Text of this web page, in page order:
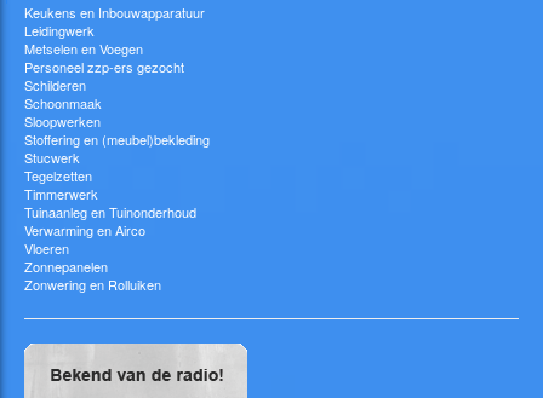
Keukens en Inbouwapparatuur
Leidingwerk
Metselen en Voegen
Personeel zzp-ers gezocht
Schilderen
Schoonmaak
Sloopwerken
Stoffering en (meubel)bekleding
Stucwerk
Tegelzetten
Timmerwerk
Tuinaanleg en Tuinonderhoud
Verwarming en Airco
Vloeren
Zonnepanelen
Zonwering en Rolluiken